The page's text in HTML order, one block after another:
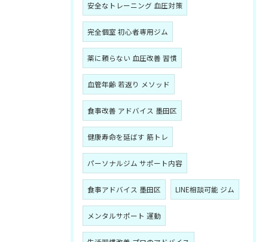
安全なトレーニング 血圧対策
完全個室 初心者専用ジム
薬に頼らない 血圧改善 習慣
血管年齢 若返り メソッド
食事改善 アドバイス 墨田区
健康寿命を延ばす 筋トレ
パーソナルジム サポート内容
食事アドバイス 墨田区 LINE相談可能 ジム
メンタルサポート 運動